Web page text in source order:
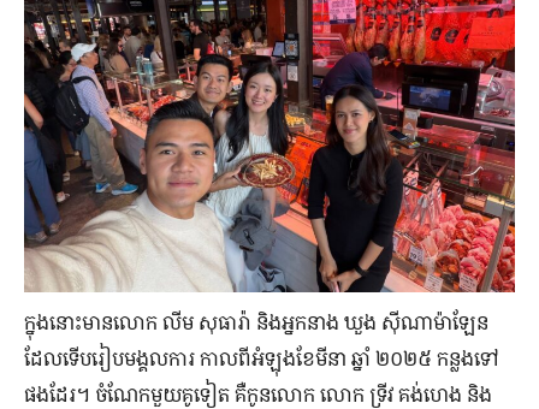
ក្នុង​នោះ​មានលោក លីម សុធារ៉ា និងអ្នកនាង ឃួង ស៊ីណាម៉ាឡែន
ដែល​ទើប​រៀប​មង្គលការ កាលពី​អំឡុង​ខែ​មីនា ឆ្នាំ ២០២៥ កន្លង​ទៅ​
ផង​ដែរ។ ចំណែក​មួយ​គូ​ទៀត គឺ​កូន​លោក លោក ទ្រីវ គង់ហេង និង​